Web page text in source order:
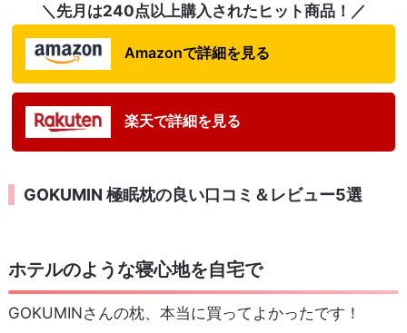
＼先月は240点以上購入されたヒット商品！／
Amazonで詳細を見る
楽天で詳細を見る
GOKUMIN 極眠枕の良い口コミ＆レビュー5選
ホテルのような寝心地を自宅で
GOKUMINさんの枕、本当に買ってよかったです！